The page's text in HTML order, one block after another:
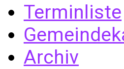
Terminliste
Archiv